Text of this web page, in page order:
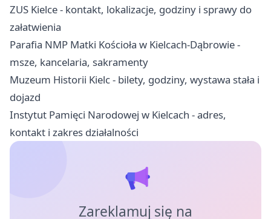
ZUS Kielce - kontakt, lokalizacje, godziny i sprawy do
załatwienia
Parafia NMP Matki Kościoła w Kielcach-Dąbrowie -
msze, kancelaria, sakramenty
Muzeum Historii Kielc - bilety, godziny, wystawa stała i
dojazd
Instytut Pamięci Narodowej w Kielcach - adres,
kontakt i zakres działalności
Zareklamuj się na